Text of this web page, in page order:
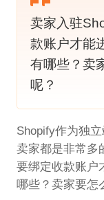
卖家入驻
款账户才能
有哪些？卖
呢？
Shopify作为独
卖家都是非常多
要绑定收款账户
哪些？卖家要怎